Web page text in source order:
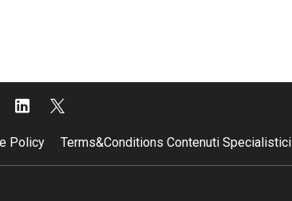
Policy Terms&Conditions Contenuti Specialistici